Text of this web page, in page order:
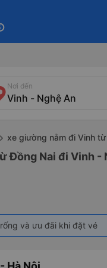
Nơi đến
xe giường nằm đi Vinh
Đồng Nai đi Vinh -
và ưu đãi khi đặt vé